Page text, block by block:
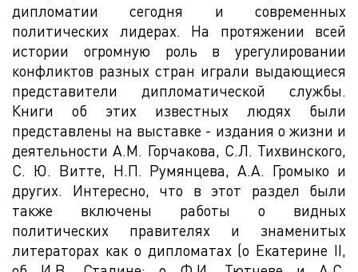
дипломатии сегодня и современных
политических лидерах. На протяжении всей
истории огромную роль в урегулировании
конфликтов разных стран играли выдающиеся
представители дипломатической службы.
Книги об этих известных людях были
представлены на выставке - издания о жизни и
деятельности А.М. Горчакова, С.Л. Тихвинского,
С. Ю. Витте, Н.П. Румянцева, А.А. Громыко и
других. Интересно, что в этот раздел были
также включены работы о видных
политических правителях и знаменитых
литераторах как о дипломатах (о Екатерине II,